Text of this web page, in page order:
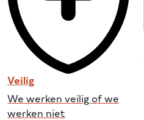
Veilig
We werken veilig of we
werken niet